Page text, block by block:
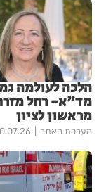
הלכה לעולמה
מד"א- רחל
מראשון לציון
מערכת האתר